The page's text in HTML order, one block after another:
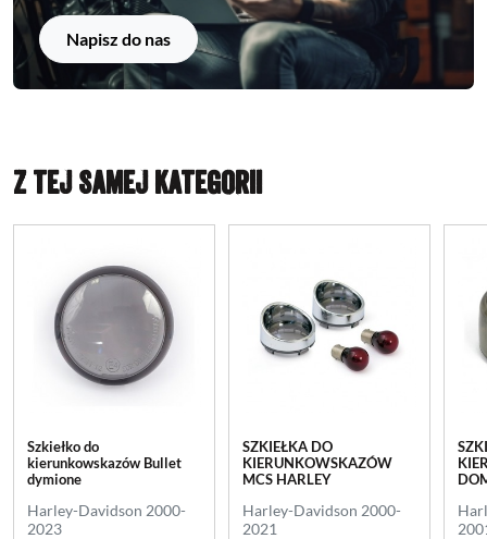
Napisz do nas
Z TEJ SAMEJ KATEGORII
Szkiełko do
kierunkowskazów Bullet
dymione
Harley-Davidson 2000-
2023
SZKIEŁKA DO
KIERUNKOWSKAZÓW
MCS HARLEY
Harley-Davidson 2000-
2021